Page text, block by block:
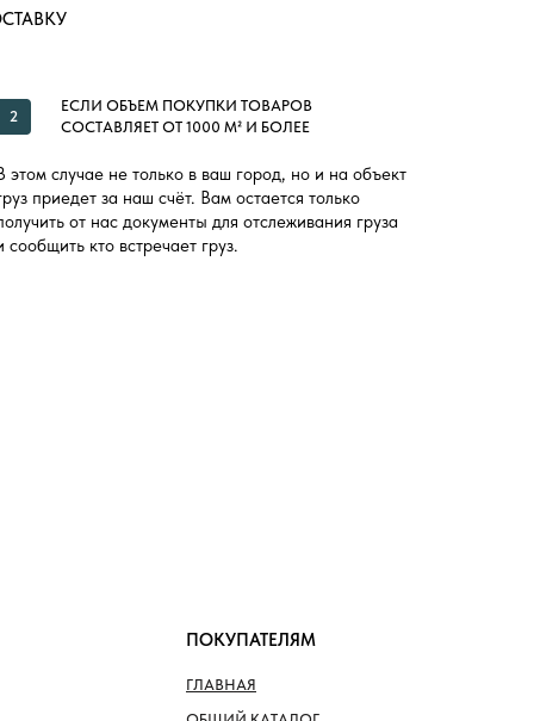
этом случае не только в ваш город, но и на объект
приедет за наш счёт. Вам остается только
от нас документы для отслеживания груза
сообщить кто встречает груз.
2
ЕСЛИ ОБЪЕМ ПОКУПКИ ТОВАРОВ
СОСТАВЛЯЕТ ОТ 1000 М² И БОЛЕЕ
ПОКУПАТЕЛЯМ
ГЛАВНАЯ